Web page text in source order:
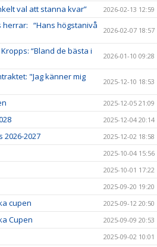
val att stanna kvar” 2026-02-13 12:59
“Hans högstanivå
2026-02-07 18:57
“Bland de bästa i
2026-01-10 09:28
"Jag känner mig
2025-12-10 18:53
2025-12-05 21:09
2025-12-04 20:14
2026-2027 2025-12-02 18:58
2025-10-04 15:56
2025-10-01 17:22
2025-09-20 19:20
cupen 2025-09-12 20:50
Cupen 2025-09-09 20:53
2025-09-02 10:01